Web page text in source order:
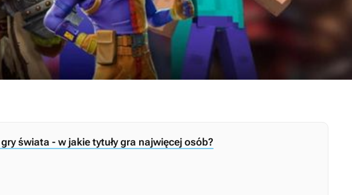
świata - w jakie tytuły gra najwięcej osób?